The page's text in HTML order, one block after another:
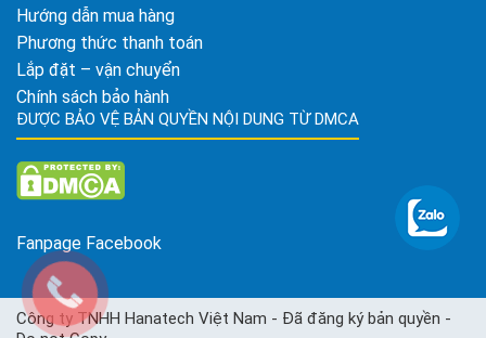
Hướng dẫn mua hàng
Phương thức thanh toán
Lắp đặt – vận chuyển
Chính sách bảo hành
ĐƯỢC BẢO VỆ BẢN QUYỀN NỘI DUNG TỪ DMCA
Fanpage Facebook
Công ty TNHH Hanatech Việt Nam - Đã đăng ký bản quyền -